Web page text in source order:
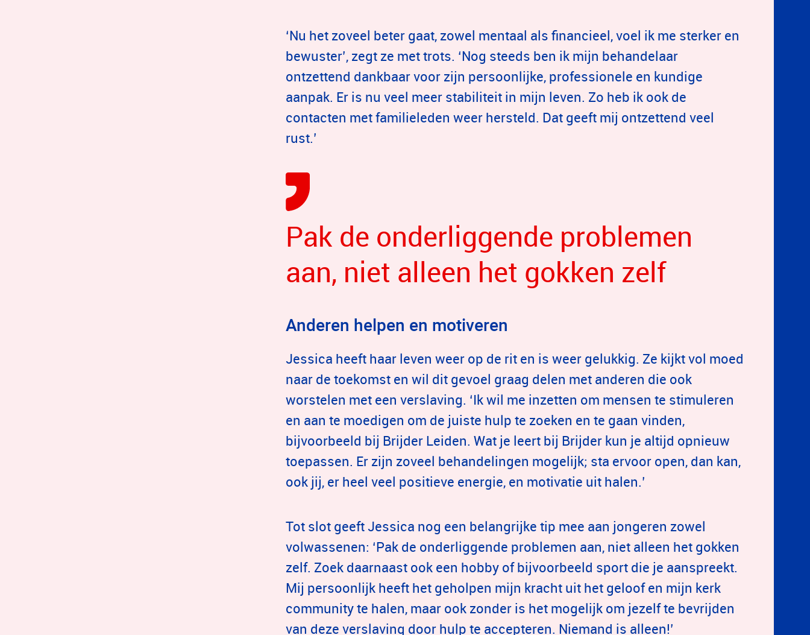
‘Nu het zoveel beter gaat, zowel mentaal als financieel, voel ik me sterker en
bewuster’, zegt ze met trots. ‘Nog steeds ben ik mijn behandelaar
ontzettend dankbaar voor zijn persoonlijke, professionele en kundige
aanpak. Er is nu veel meer stabiliteit in mijn leven. Zo heb ik ook de
contacten met familieleden weer hersteld. Dat geeft mij ontzettend veel
rust.’
Pak de onderliggende problemen
aan, niet alleen het gokken zelf
Anderen helpen en motiveren
Jessica heeft haar leven weer op de rit en is weer gelukkig. Ze kijkt vol moed
naar de toekomst en wil dit gevoel graag delen met anderen die ook
worstelen met een verslaving. ‘Ik wil me inzetten om mensen te stimuleren
en aan te moedigen om de juiste hulp te zoeken en te gaan vinden,
bijvoorbeeld bij Brijder Leiden. Wat je leert bij Brijder kun je altijd opnieuw
toepassen. Er zijn zoveel behandelingen mogelijk; sta ervoor open, dan kan,
ook jij, er heel veel positieve energie, en motivatie uit halen.’
Tot slot geeft Jessica nog een belangrijke tip mee aan jongeren zowel
volwassenen: ‘Pak de onderliggende problemen aan, niet alleen het gokken
zelf. Zoek daarnaast ook een hobby of bijvoorbeeld sport die je aanspreekt.
Mij persoonlijk heeft het geholpen mijn kracht uit het geloof en mijn kerk
community te halen, maar ook zonder is het mogelijk om jezelf te bevrijden
van deze verslaving door hulp te accepteren. Niemand is alleen!’